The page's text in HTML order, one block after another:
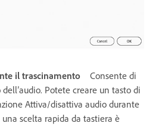
il trascinamento
Consente di
Potete creare un tasto di
Attiva/disattiva audio durante
scelta rapida da tastiera è